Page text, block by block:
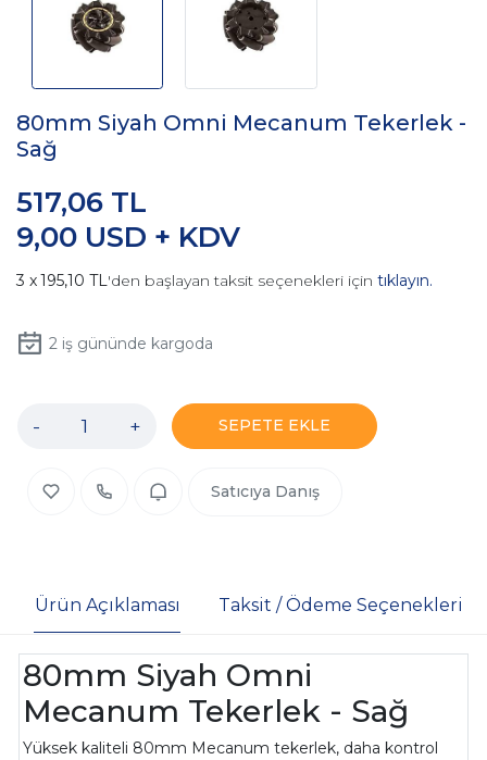
80mm Siyah Omni Mecanum Tekerlek -
Sağ
9,00 USD + KDV
517,06 TL
195,10 TL'den başlayan taksit seçenekleri için tıklayın.
2iş gününde kargoda
- + SEPETE EKLE
Satıcıya Danış
Ürün Açıklaması Taksit / Ödeme Seçenekleri
80mm Siyah Omni
Mecanum Tekerlek - Sağ
Yüksek kaliteli 80mm Mecanum tekerlek, daha kontrol